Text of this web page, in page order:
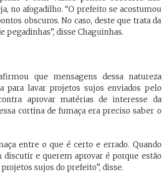
no afogadilho. “O prefeito se acostumou
obscuros. No caso, deste que trata da
pegadinhas”, disse Chaguinhas.
que mensagens dessa natureza
para lavar projetos sujos enviados pelo
aprovar matérias de interesse da
cortina de fumaça era preciso saber o
entre o que é certo e errado. Quando
discutir e querem aprovar é porque estão
sujos do prefeito”, disse.